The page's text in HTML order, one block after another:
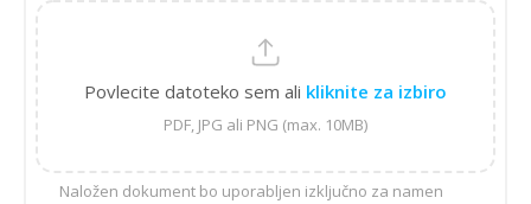
Povlecite datoteko sem ali kliknite za izbiro
PDF, JPG ali PNG (max. 10MB)
Naložen dokument bo uporabljen izključno za namen